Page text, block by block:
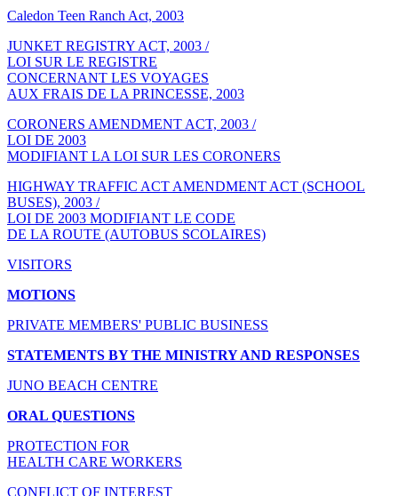
Caledon Teen Ranch Act, 2003
JUNKET REGISTRY ACT, 2003 /
LOI SUR LE REGISTRE
CONCERNANT LES VOYAGES
AUX FRAIS DE LA PRINCESSE, 2003
CORONERS AMENDMENT ACT, 2003 /
LOI DE 2003
MODIFIANT LA LOI SUR LES CORONERS
HIGHWAY TRAFFIC ACT AMENDMENT ACT (SCHOOL
BUSES), 2003 /
LOI DE 2003 MODIFIANT LE CODE
DE LA ROUTE (AUTOBUS SCOLAIRES)
VISITORS
MOTIONS
PRIVATE MEMBERS' PUBLIC BUSINESS
STATEMENTS BY THE MINISTRY AND RESPONSES
JUNO BEACH CENTRE
ORAL QUESTIONS
PROTECTION FOR
HEALTH CARE WORKERS
CONFLICT OF INTEREST